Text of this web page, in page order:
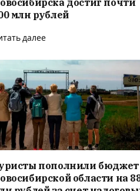
млн рублей
далее
пополнили бюджет
области на